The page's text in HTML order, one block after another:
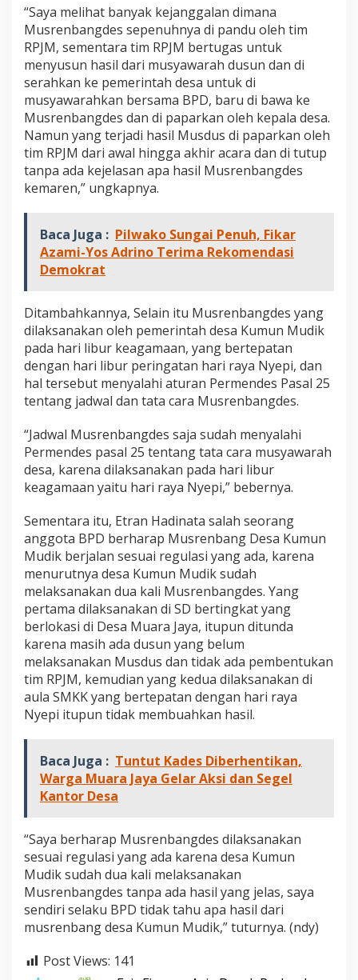
s
i
l
M
s
r
e
n
b
a
n
s
“Saya melihat banyak kejanggalan dimana
Musrenbangdes sepenuhnya di pandu oleh tim
RPJM, sementara tim RPJM bertugas untuk
menyusun hasil dari musyawarah dusun dan di
serahkan ke pemerintah desa untuk di
musyawarahkan bersama BPD, baru di bawa ke
Musrenbangdes dan di paparkan oleh kepala desa.
Namun yang terjadi hasil Musdus di paparkan oleh
tim RPJM dari awal hingga akhir acara dan di tutup
tanpa ada kejelasan apa hasil Musrenbangdes
kemaren,” ungkapnya.
Baca Juga : Pilwako Sungai Penuh, Fikar
Azami-Yos Adrino Terima Rekomendasi
Demokrat
Ditambahkannya, Selain itu Musrenbangdes yang
dilaksanakan oleh pemerintah desa Kumun Mudik
pada hari libur keagamaan, yang bertepatan
dengan hari libur peringatan hari raya Nyepi, dan
hal tersebut menyalahi aturan Permendes Pasal 25
tentang jadwal dan tata cara Musrenbangdes.
“Jadwal Musrenbangdes saja sudah menyalahi
Permendes pasal 25 tentang tata cara musyawarah
desa, karena dilaksanakan pada hari libur
keagamaan yaitu hari raya Nyepi,” bebernya.
Sementara itu, Etran Hadinata salah seorang
anggota BPD berharap Musrenbang Desa Kumun
Mudik berjalan sesuai regulasi yang ada, karena
menurutnya desa Kumun Mudik sudah
melaksanakan dua kali Musrenbangdes. Yang
pertama dilaksanakan di SD bertingkat yang
berlokasi di Desa Muara Jaya, itupun ditunda
karena masih ada dusun yang belum
melaksanakan Musdus dan tidak ada pembentukan
tim RPJM, kemudian yang kedua dilaksanakan di
aula SMKK yang bertepatan dengan hari raya
Nyepi itupun tidak membuahkan hasil.
Baca Juga : Tuntut Kades Diberhentikan,
Warga Muara Jaya Gelar Aksi dan Segel
Kantor Desa
“Saya berharap Musrenbangdes dilaksanakan
sesuai regulasi yang ada karena desa Kumun
Mudik sudah dua kali melaksanakan
Musrenbangdes tanpa ada hasil yang jelas, saya
sendiri selaku BPD tidak tahu apa hasil dari
musrenbang desa Kumun Mudik,” tuturnya. (ndy)
Post Views: 141